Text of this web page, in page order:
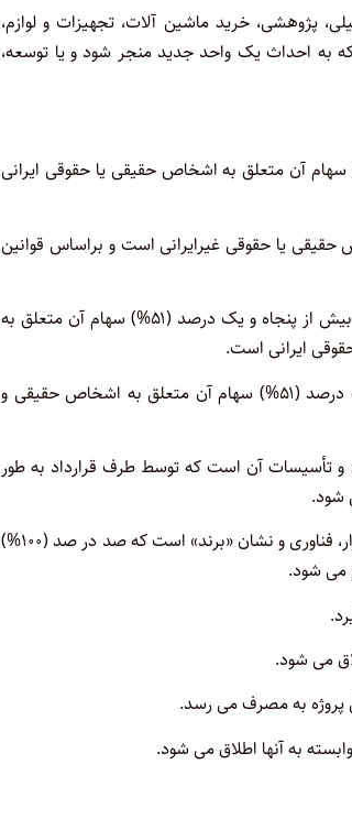
پژوهشی، خرید ماشین آلات، تجهیزات و لوازم،
که به احداث یک واحد جدید منجر شود و یا توسعه،
عبارت از شرکت ثبت شده در مراجع قانونی داخل کشور که صددرصد (۱۰۰%) سهام آن متعلق به اشخاص حقیقی یا حقوقی ایرانی
(۱۰۰%) سهام آنها متعلق به اشخاص حقیقی یا حقوقی غیرایرانی است و براساس قوانین
۵ – شرکت خارجی – ایرانی: عبارت از شرکت ثبت شده در مراجع قانونی داخل کشور است که بیش از پنجاه و یک درصد (۵۱%) سهام آن متعلق به
ایرانی است.
۶ – شرکت ایرانی – خارجی: عبارت از شرکت ثبت شده در ایران است که بیش از پنجاه و یک درصد (۵۱%) سهام آن متعلق به اشخاص حقیقی و
تأسیسات آن است که توسط طرف قرارداد به طور
شود.
۸ – تولید داخلی: عبارت از تولید کالا، تجهیزات، خدمات یا محصولاتی اعم از سخت افزار، نرم افزار، فناوری و نشان «برند» است که صد در صد (۱۰۰%)
می شود.